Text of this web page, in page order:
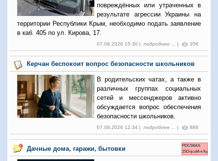
повреждённых или утраченных в
результате агрессии Украины на
территории Республики Крым, необходимо подать заявление
в каб. 405 по ул. Кирова, 17.
07.08.2026 15:30 | подробнее ... | 356
Керчан беспокоит вопрос безопасности школьников
В родительских чатах, а также в
различных группах социальных
сетей и мессенджеров активно
обсуждается вопрос обеспечения
безопасности школьников.
07.08.2026 12:34 | подробнее ... | 886
Дачные дома, гаражи, бытовки
РЕКЛАМА:
2SDnjcoMmXq